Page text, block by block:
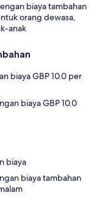
biaya tambahan
orang dewasa,
anak
biaya GBP 10.0 per
biaya GBP 10.0
biaya
biaya tambahan